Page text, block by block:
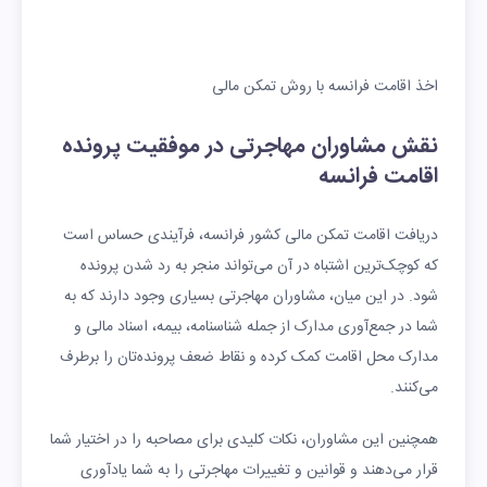
اخذ اقامت فرانسه با روش تمکن مالی
نقش مشاوران مهاجرتی در موفقیت پرونده
اقامت فرانسه
دریافت اقامت تمکن مالی کشور فرانسه، فرآیندی حساس است
که کوچک‌ترین اشتباه در آن می‌تواند منجر به رد شدن پرونده
شود. در این میان، مشاوران مهاجرتی بسیاری وجود دارند که به
شما در جمع‌آوری مدارک از جمله شناسنامه، بیمه، اسناد مالی و
مدارک محل اقامت کمک کرده و نقاط ضعف پرونده‌تان را برطرف
می‌کنند.
همچنین این مشاوران، نکات کلیدی برای مصاحبه را در اختیار شما
قرار می‌دهند و قوانین و تغییرات مهاجرتی را به شما یادآوری